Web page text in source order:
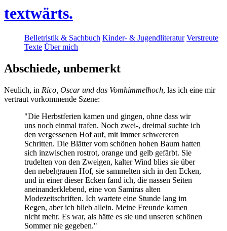
textwärts.
Belletristik & Sachbuch Kinder- & Jugendliteratur Verstreute
Texte Über mich
Abschiede, unbemerkt
Neulich, in Rico, Oscar und das Vomhimmelhoch, las ich eine mir
vertraut vorkommende Szene:
"Die Herbstferien kamen und gingen, ohne dass wir
uns noch einmal trafen. Noch zwei-, dreimal suchte ich
den vergessenen Hof auf, mit immer schwereren
Schritten. Die Blätter vom schönen hohen Baum hatten
sich inzwischen rostrot, orange und gelb gefärbt. Sie
trudelten von den Zweigen, kalter Wind blies sie über
den nebelgrauen Hof, sie sammelten sich in den Ecken,
und in einer dieser Ecken fand ich, die nassen Seiten
aneinanderklebend, eine von Samiras alten
Modezeitschriften. Ich wartete eine Stunde lang im
Regen, aber ich blieb allein. Meine Freunde kamen
nicht mehr. Es war, als hätte es sie und unseren schönen
Sommer nie gegeben."